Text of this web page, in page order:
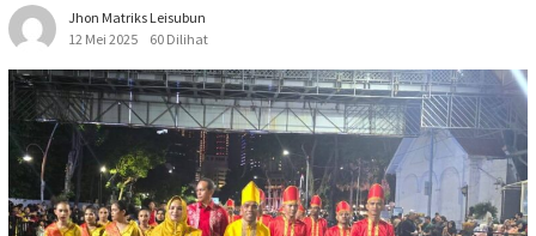
Jhon Matriks Leisubun
12 Mei 2025
60 Dilihat